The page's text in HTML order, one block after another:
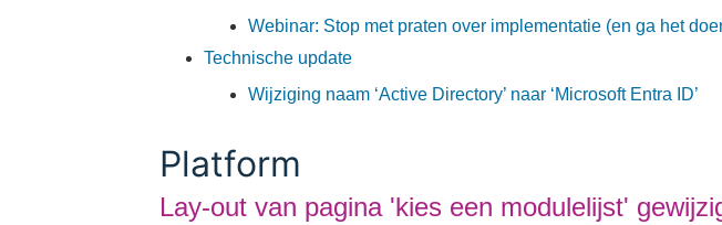
Webinar: Stop met praten over implementatie (en ga het
Technische update
Wijziging naam ‘Active Directory’ naar ‘Microsoft Entra ID’
Platform
Lay-out van pagina 'kies een modulelijst'